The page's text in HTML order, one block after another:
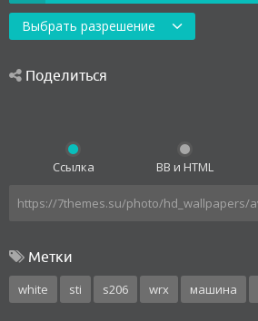
Выбрать разрешение
Поделиться
Ссылка BB и HTML
Метки
white sti s206 wrx машина